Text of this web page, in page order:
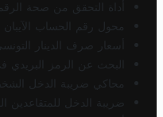
أداة التحقق من صحة
محول رقم الحساب
أسعار صرف الدينار
البحث عن الرمز البريدي
محاكي ضريبة الدخل
ضريبة الدخل للمتقاعدين